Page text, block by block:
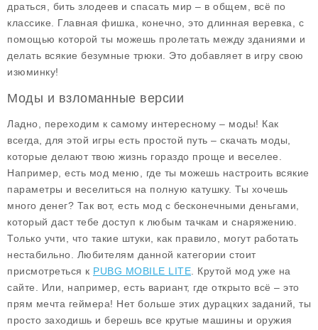
драться, бить злодеев и спасать мир – в общем, всё по
классике. Главная фишка, конечно, это длинная веревка, с
помощью которой ты можешь пролетать между зданиями и
делать всякие безумные трюки. Это добавляет в игру свою
изюминку!
Моды и взломанные версии
Ладно, переходим к самому интересному – моды! Как
всегда, для этой игры есть простой путь – скачать моды,
которые делают твою жизнь гораздо проще и веселее.
Например, есть мод меню , где ты можешь настроить всякие
параметры и веселиться на полную катушку. Ты хочешь
много денег? Так вот, есть мод с бесконечными деньгами
который даст тебе доступ к любым тачкам и снаряжению.
Только учти, что такие штуки, как правило, могут работать
нестабильно. Любителям данной категории стоит
присмотреться к PUBG MOBILE LITE . Крутой мод уже на
сайте. Или, например, есть вариант, где открыто всё – это
прям мечта геймера! Нет больше этих дурацких заданий, ты
просто заходишь и берешь все крутые машины и оружия